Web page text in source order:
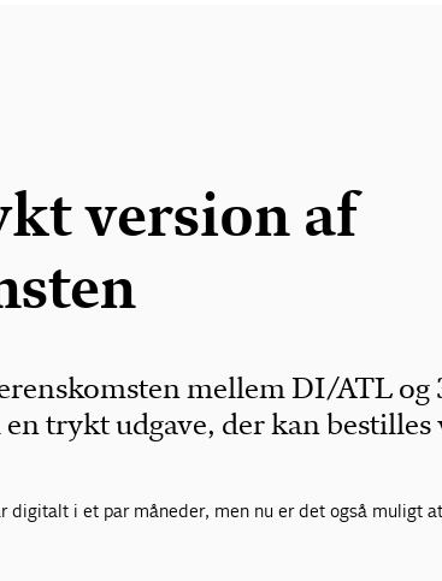
version af
mellem DI/ATL og
trykt udgave, der kan bestilles
digitalt i et par måneder, men nu er det også muligt